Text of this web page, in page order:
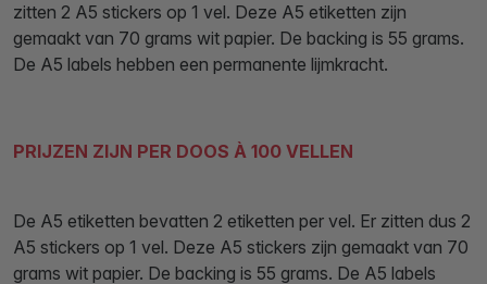
zitten 2 A5 stickers op 1 vel. Deze A5 etiketten zijn
gemaakt van 70 grams wit papier. De backing is 55 grams.
De A5 labels hebben een permanente lijmkracht.
PRIJZEN ZIJN PER DOOS À 100 VELLEN
De A5 etiketten bevatten 2 etiketten per vel. Er zitten dus 2
A5 stickers op 1 vel. Deze A5 stickers zijn gemaakt van 70
grams wit papier. De backing is 55 grams. De A5 labels